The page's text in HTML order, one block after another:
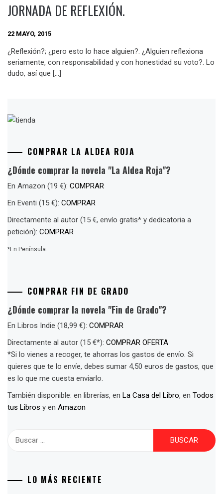
JORNADA DE REFLEXIÓN.
22 MAYO, 2015
¿Reflexión?; ¿pero esto lo hace alguien?. ¿Alguien reflexiona
seriamente, con responsabilidad y con honestidad su voto?. Lo
dudo, así que […]
COMPRAR LA ALDEA ROJA
¿Dónde comprar la novela "La Aldea Roja"?
En Amazon (19 €): COMPRAR
En Eventi (15 €): COMPRAR
Directamente al autor (15 €, envío gratis* y dedicatoria a
petición): COMPRAR
*En Península.
COMPRAR FIN DE GRADO
¿Dónde comprar la novela "Fin de Grado"?
En Libros Indie (18,99 €): COMPRAR
Directamente al autor (15 €*): COMPRAR OFERTA
*Si lo vienes a recoger, te ahorras los gastos de envío. Si
quieres que te lo envíe, debes sumar 4,50 euros de gastos, que
es lo que me cuesta enviarlo.
También disponible: en librerías, en La Casa del Libro, en Todos
tus Libros y en Amazon
LO MÁS RECIENTE